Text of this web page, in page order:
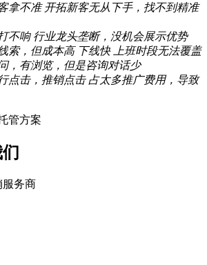
拿不准 开拓新客无从下手，找不到精准
不响 行业龙头垄断，没机会展示优势
索，但成本高 下线快 上班时段无法覆盖
，有浏览，但是咨询对话少
点击，推销点击 占太多推广费用，导致
管方案
服务商